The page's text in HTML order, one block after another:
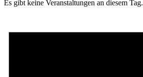
Es gibt keine Veranstaltungen an diesem Tag.